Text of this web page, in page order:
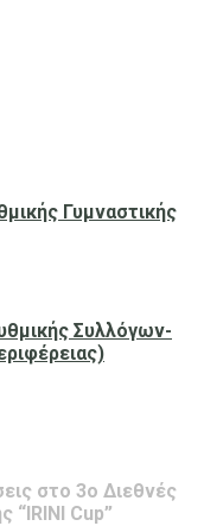
Γυμναστικής
Συλλόγων-
στο 3ο Διεθνές
“IRINI Cup”